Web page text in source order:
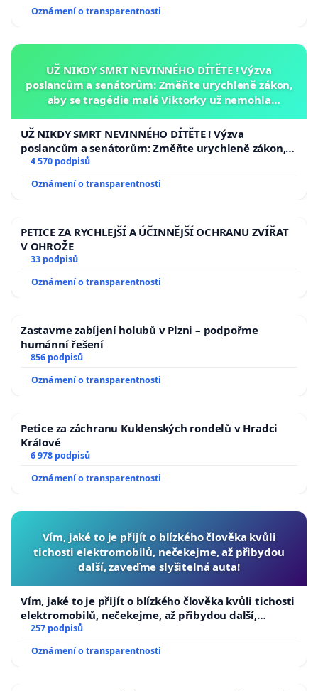
Oznámení o transparentnosti
UŽ NIKDY SMRT NEVINNÉHO DÍTĚTE ! Výzva
poslancům a senátorům: Změňte urychleně zákon,
aby se tragédie malé Viktorky už nemohla
UŽ NIKDY SMRT NEVINNÉHO DÍTĚTE ! Výzva
poslancům a senátorům: Změňte urychleně zákon,
aby se tragédie malé Viktorky už nemohla opakovat!
4 570 podpisů
Oznámení o transparentnosti
PETICE ZA RYCHLEJŠÍ A ÚČINNĚJŠÍ OCHRANU ZVÍŘAT
V OHROŽE
33 podpisů
Oznámení o transparentnosti
Zastavme zabíjení holubů v Plzni – podpořme
humánní řešení
856 podpisů
Oznámení o transparentnosti
Petice za záchranu Kuklenských rondelů v Hradci
Králové
6 978 podpisů
Oznámení o transparentnosti
Vím, jaké to je přijít o blízkého člověka kvůli
tichosti elektromobilů, nečekejme, až přibydou
další, zaveďme slyšitelná auta!
Vím, jaké to je přijít o blízkého člověka kvůli tichosti
elektromobilů, nečekejme, až přibydou další,
zaveďme slyšitelná auta!
257 podpisů
Oznámení o transparentnosti